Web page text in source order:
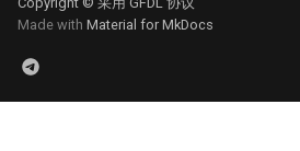
Made with Material for MkDocs